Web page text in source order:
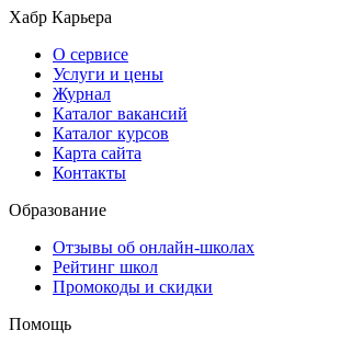
Хабр Карьера
О сервисе
Услуги и цены
Журнал
Каталог вакансий
Каталог курсов
Карта сайта
Контакты
Образование
Отзывы об онлайн-школах
Рейтинг школ
Промокоды и скидки
Помощь